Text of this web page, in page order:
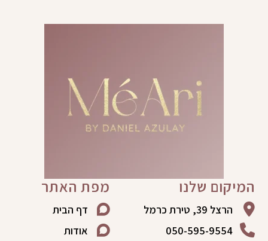
המיקום שלנו
הרצל 39, טירת כרמל
050-595-9554
מפת האתר
דף הבית
אודות